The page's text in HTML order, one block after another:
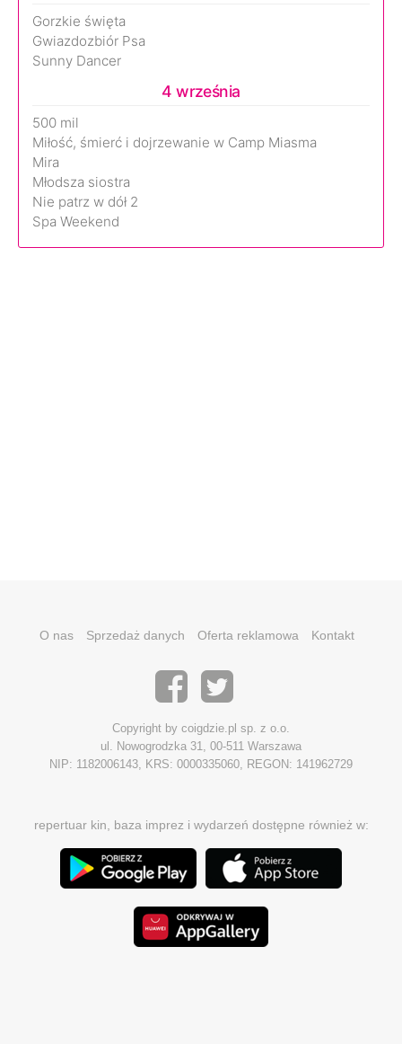
Gorzkie święta
Gwiazdozbiór Psa
Sunny Dancer
4 września
500 mil
Miłość, śmierć i dojrzewanie w Camp Miasma
Mira
Młodsza siostra
Nie patrz w dół 2
Spa Weekend
O nas Sprzedaż danych Oferta reklamowa Kontakt
Copyright by coigdzie.pl sp. z o.o.
ul. Nowogrodzka 31, 00-511 Warszawa
NIP: 1182006143, KRS: 0000335060, REGON: 141962729
repertuar kin, baza imprez i wydarzeń dostępne również w: